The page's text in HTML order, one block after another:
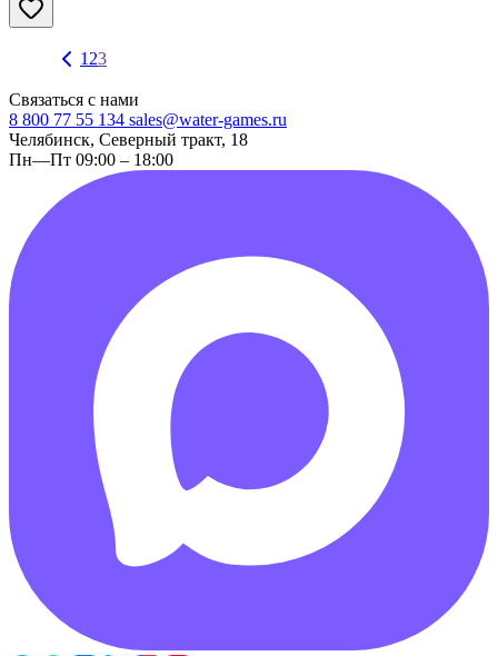
1 23
Связаться с нами
8 800 77 55 134 sales@water-games.ru
Челябинск, Северный тракт, 18
Пн—Пт 09:00 – 18:00